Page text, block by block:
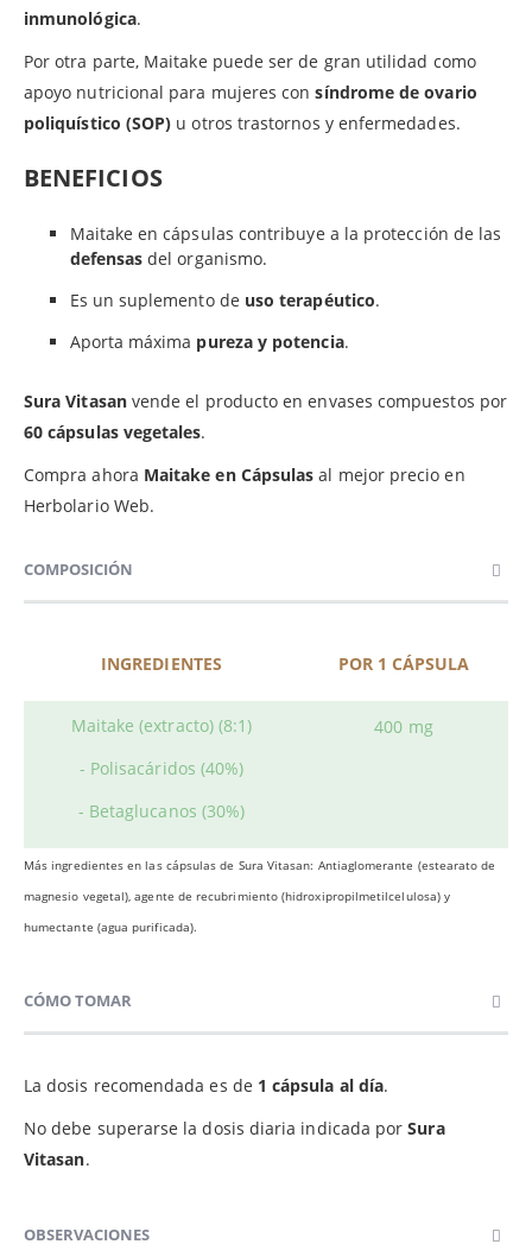
inmunológica.
Por otra parte, Maitake puede ser de gran utilidad como
apoyo nutricional para mujeres consíndrome de ovario
poliquístico (SOP) u otros trastornos y enfermedades.
BENEFICIOS
Maitake en cápsulas contribuye a la protección de las
defensas del organismo.
Es un suplemento de uso terapéutico.
Aporta máxima pureza y potencia.
Sura Vitasanvende el producto en envases compuestos por
60 cápsulas vegetales.
Compra ahora Maitakeen Cápsulas al mejor precio en
Herbolario Web.
COMPOSICIÓN
INGREDIENTES POR 1 CÁPSULA
Maitake (extracto) (8:1)
- Polisacáridos (40%)
- Betaglucanos (30%)
400 mg
Más ingredientes en las cápsulas de Sura Vitasan: Antiaglomerante (estearato de
magnesio vegetal), agente de recubrimiento (hidroxipropilmetilcelulosa) y
humectante (agua purificada).
CÓMO TOMAR
La dosis recomendada es de 1 cápsula al día.
No debe superarse la dosis diaria indicada porSura
Vitasan.
OBSERVACIONES